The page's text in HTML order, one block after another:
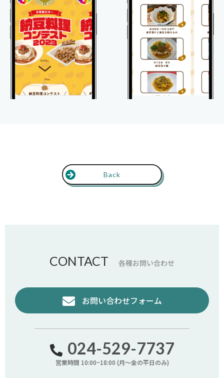
Back
CONTACT 各種お問い合わせ
お問い合わせフォーム
024-529-7737
営業時間 10:00~18:00 (月〜金の平日のみ)